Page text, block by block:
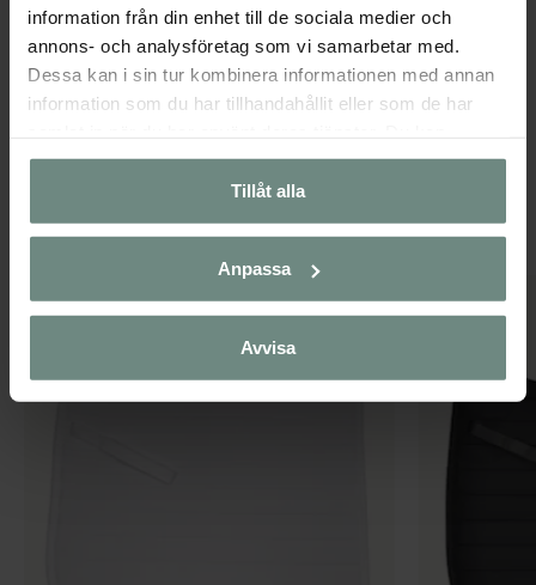
information från din enhet till de sociala medier och
annons- och analysföretag som vi samarbetar med.
Dessa kan i sin tur kombinera informationen med annan
information som du har tillhandahållit eller som de har
närsomhelst ändra ditt samtycke.
Tillåt alla
Anpassa
Avvisa
brodyr. SHEEPLIKE-serien ger både stil och komfort – idealiskt för
träning och tävling.
SPECIFIKATIONER
Populära produkter